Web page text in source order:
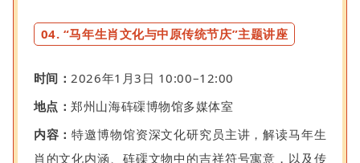
04. “马年生肖文化与中原传统节庆”主题讲座
时间： 2026年1月3日 10:00–12:00
地点：郑州山海砗磲博物馆多媒体室
内容：特邀博物馆资深文化研究员主讲，解读马年生
肖的文化内涵、砗磲文物中的吉祥符号寓意，以及传